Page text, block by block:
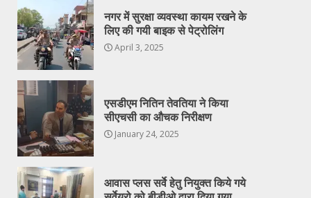
नगर में सुरक्षा व्यवस्था कायम रखने के
लिए की गयी बाइक से पेट्रोलिंग
April 3, 2025
एसडीएम नितिन तेवतिया ने किया
सीएचसी का औचक निरीक्षण
January 24, 2025
आवास प्लस सर्वे हेतु नियुक्त किये गये